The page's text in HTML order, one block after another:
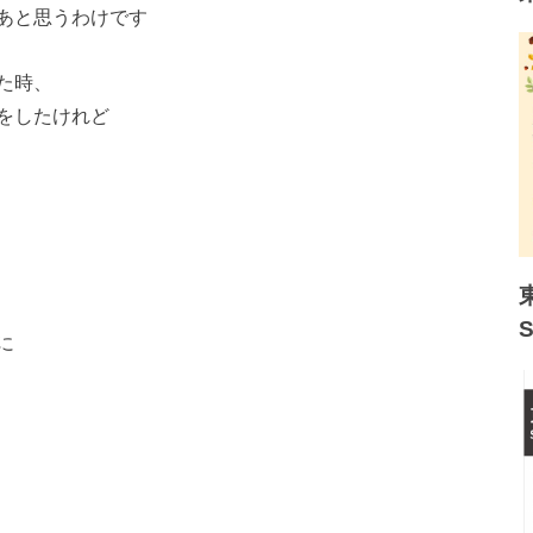
と思うわけです
時、
したけれど